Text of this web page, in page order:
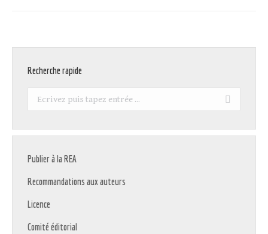
Recherche rapide
Recherche
Publier à la REA
Recommandations aux auteurs
Licence
Comité éditorial